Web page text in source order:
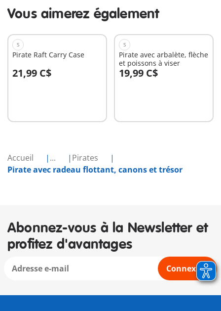
Accueil ...
Pirates
Pirate avec radeau flottant, canons et trésor
Vous aimerez également
S
Pirate Raft Carry Case
21,99 C$
Au panier
S
Pirate avec arbalète, flèche
et poissons à viser
19,99 C$
Au panier
Abonnez-vous à la Newsletter et
profitez d'avantages
Connexion